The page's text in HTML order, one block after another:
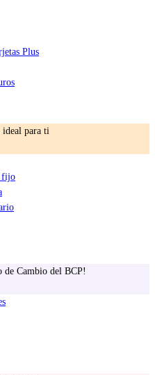
Plus
ideal para ti
fijo
de Cambio del BCP!